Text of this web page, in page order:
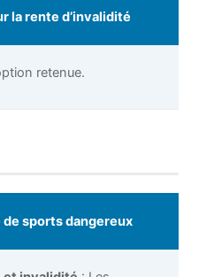
la rente d’invalidité
retenue.
de sports dangereux